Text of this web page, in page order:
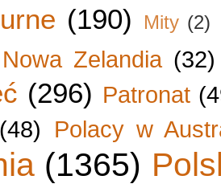
(190) Mity (2)
Nowa Zelandia (32)
(296) Patronat
(48) Polacy w
(1365)